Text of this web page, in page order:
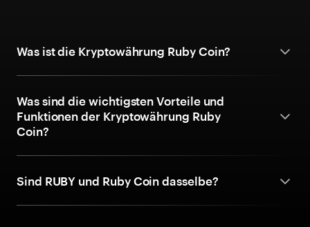
Was ist die Kryptowährung Ruby Coin?
Was sind die wichtigsten Vorteile und
Funktionen der Kryptowährung Ruby
Coin?
Sind RUBY und Ruby Coin dasselbe?